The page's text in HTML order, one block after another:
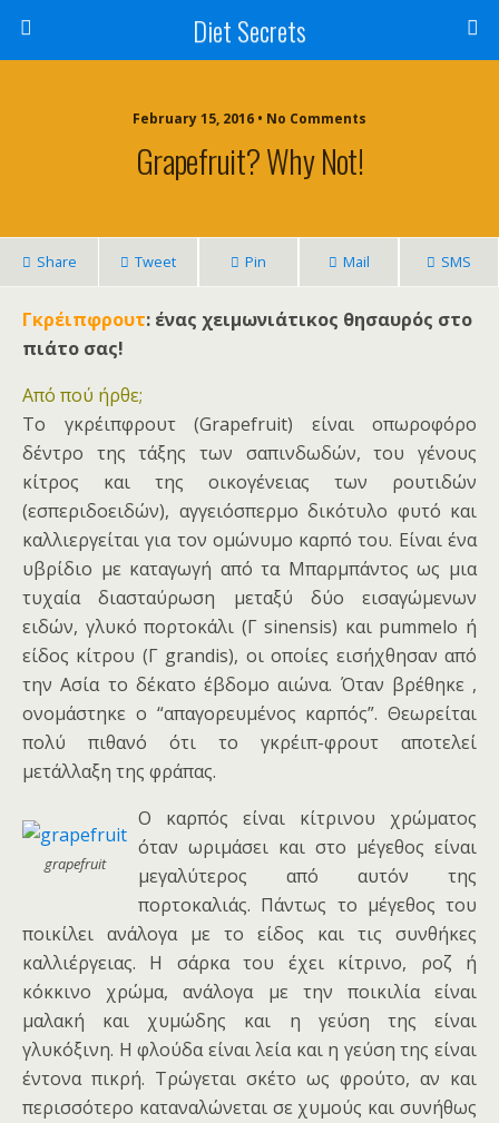
Diet Secrets
February 15, 2016 • No Comments
Grapefruit? Why Not!
Share Tweet Pin Mail SMS
Γκρέιπφρουτ: ένας χειμωνιάτικος θησαυρός στο
πιάτο σας!
Από πού ήρθε;
Tο γκρέιπφρουτ (Grapefruit) είναι οπωροφόρο
δέντρο της τάξης των σαπινδωδών, του γένους
κίτρος και της οικογένειας των ρουτιδών
(εσπεριδοειδών), αγγειόσπερμο δικότυλο φυτό και
καλλιεργείται για τον ομώνυμο καρπό του. Είναι ένα
υβρίδιο με καταγωγή από τα Μπαρμπάντος ως μια
τυχαία διασταύρωση μεταξύ δύο εισαγώμενων
ειδών, γλυκό πορτοκάλι (Γ sinensis) και pummelo ή
είδος κίτρου (Γ grandis), οι οποίες εισήχθησαν από
την Ασία το δέκατο έβδομο αιώνα. Όταν βρέθηκε ,
ονομάστηκε ο “απαγορευμένος καρπός”. Θεωρείται
πολύ πιθανό ότι το γκρέιπ-φρουτ αποτελεί
μετάλλαξη της φράπας.
grapefruit
Ο καρπός είναι κίτρινου χρώματος
όταν ωριμάσει και στο μέγεθος είναι
μεγαλύτερος από αυτόν της
πορτοκαλιάς. Πάντως το μέγεθος του
ποικίλει ανάλογα με το είδος και τις συνθήκες
καλλιέργειας. Η σάρκα του έχει κίτρινο, ροζ ή
κόκκινο χρώμα, ανάλογα με την ποικιλία είναι
μαλακή και χυμώδης και η γεύση της είναι
γλυκόξινη. Η φλούδα είναι λεία και η γεύση της είναι
έντονα πικρή. Τρώγεται σκέτο ως φρούτο, αν και
περισσότερο καταναλώνεται σε χυμούς και συνήθως